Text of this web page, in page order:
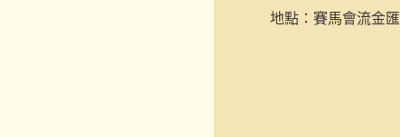
地點： 賽馬會流金匯